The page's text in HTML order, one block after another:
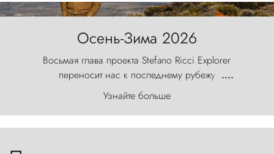
Осень-Зима 2026
Восьмая глава проекта Stefano Ricci Explorer
переносит нас к последнему рубежу
первозданного мира, где ветер с
первобытной яростью ваяет ландшафт, а пики
Торрес-дель-Пайне, словно каменные стражи,
....
Узнайте больше